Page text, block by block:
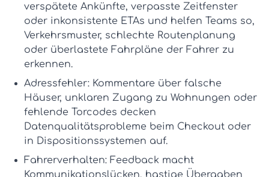
verspätete Ankünfte, verpasste Zeitfenster
oder inkonsistente ETAs und helfen Teams so,
Verkehrsmuster, schlechte Routenplanung
oder überlastete Fahrpläne der Fahrer zu
erkennen.
Adressfehler: Kommentare über falsche
Häuser, unklaren Zugang zu Wohnungen oder
fehlende Torcodes decken
Datenqualitätsprobleme beim Checkout oder
in Dispositionssystemen auf.
Fahrerverhalten: Feedback macht
Kommunikationslücken, hastige Übergaben